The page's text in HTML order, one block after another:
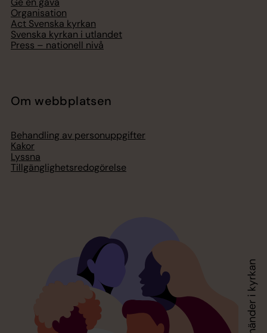
Organisation
Act Svenska kyrkan
Svenska kyrkan i utlandet
Press – nationell nivå
Om webbplatsen
Behandling av personuppgifter
Kakor
Lyssna
Tillgänglighetsredogörelse